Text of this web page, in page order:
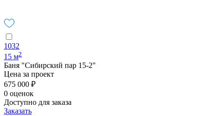
1032
15 м2
Баня "Сибирский пар 15-2"
Цена за проект
675 000 ₽
0 оценок
Доступно для заказа
Заказать